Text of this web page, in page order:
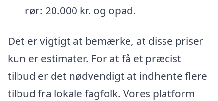
rør: 20.000 kr. og opad.
Det er vigtigt at bemærke, at disse priser
kun er estimater. For at få et præcist
tilbud er det nødvendigt at indhente flere
tilbud fra lokale fagfolk. Vores platform